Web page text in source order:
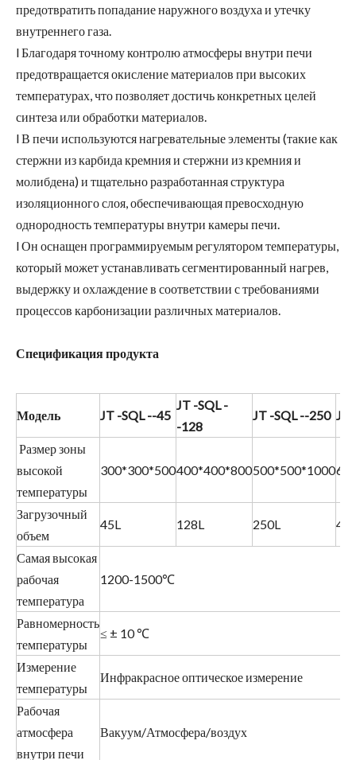
предотвратить попадание наружного воздуха и утечку
внутреннего газа.
l Благодаря точному контролю атмосферы внутри печи
предотвращается окисление материалов при высоких
температурах, что позволяет достичь конкретных целей
синтеза или обработки материалов.
l В печи используются нагревательные элементы (такие как
стержни из карбида кремния и стержни из кремния и
молибдена) и тщательно разработанная структура
изоляционного слоя, обеспечивающая превосходную
однородность температуры внутри камеры печи.
l Он оснащен программируемым регулятором температуры,
который может устанавливать сегментированный нагрев,
выдержку и охлаждение в соответствии с требованиями
процессов карбонизации различных материалов.
Спецификация продукта
Модель JT -SQL--45
JT -SQL-
-128
JT -SQL--250 JT
Размер зоны
высокой
температуры
300*300*500400*400*800500*500*1000
Загрузочный
объем
45L 128L 250L
Самая высокая
рабочая
температура
1200-1500℃
Равномерность
температуры
≤ ± 10 ℃
Измерение
температуры
Инфракрасное оптическое измерение
Рабочая
атмосфера
внутри печи
Вакуум/Атмосфера/воздух